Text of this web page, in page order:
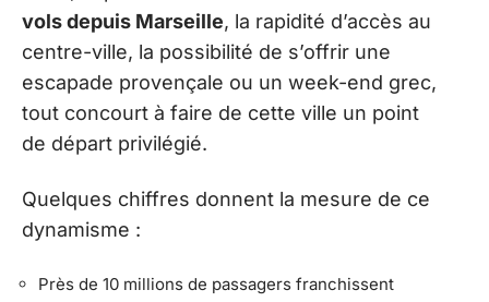
vols depuis Marseille, la rapidité d’accès au
centre-ville, la possibilité de s’offrir une
escapade provençale ou un week-end grec,
tout concourt à faire de cette ville un point
de départ privilégié.
Quelques chiffres donnent la mesure de ce
dynamisme :
Près de 10 millions de passagers franchissent